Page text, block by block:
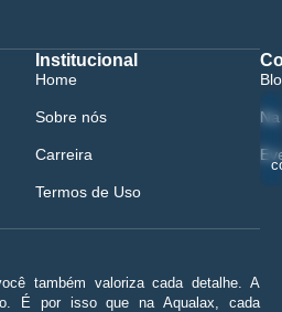
Institucional
Home
Sobre nós
Carreira
Termos de Uso
também valoriza cada detalhe. A
É por isso que na Aqualax, cada